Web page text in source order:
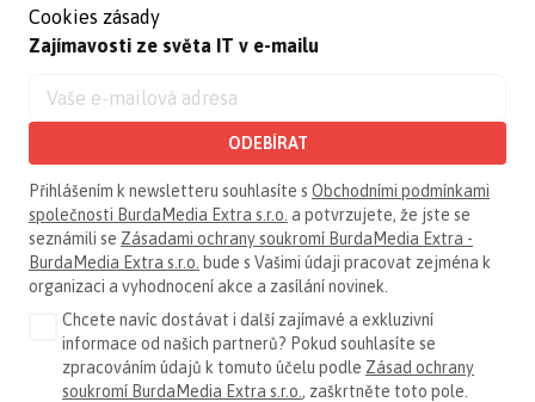
Cookies zásady
Zajímavosti ze světa IT v e-mailu
ODEBÍRAT
Přihlášením k newsletteru souhlasíte s Obchodními podmínkami
společnosti BurdaMedia Extra s.r.o. a potvrzujete, že jste se
seznámili se Zásadami ochrany soukromí BurdaMedia Extra -
BurdaMedia Extra s.r.o. bude s Vašimi údaji pracovat zejména k
organizaci a vyhodnocení akce a zasílání novinek.
Chcete navíc dostávat i další zajímavé a exkluzivní
informace od našich partnerů? Pokud souhlasíte se
zpracováním údajů k tomuto účelu podle Zásad ochrany
soukromí BurdaMedia Extra s.r.o. , zaškrtněte toto pole.